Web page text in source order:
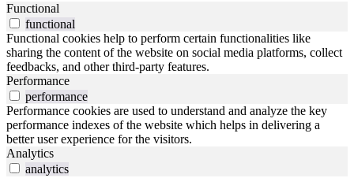
Functional
functional
Functional cookies help to perform certain functionalities like
sharing the content of the website on social media platforms, collect
feedbacks, and other third-party features.
Performance
performance
Performance cookies are used to understand and analyze the key
performance indexes of the website which helps in delivering a
better user experience for the visitors.
Analytics
analytics